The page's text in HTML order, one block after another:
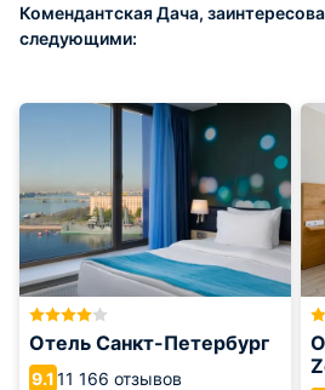
Комендантская Дача,
следующими:
Отель Санкт-Петербург
9.111 166 отзывов